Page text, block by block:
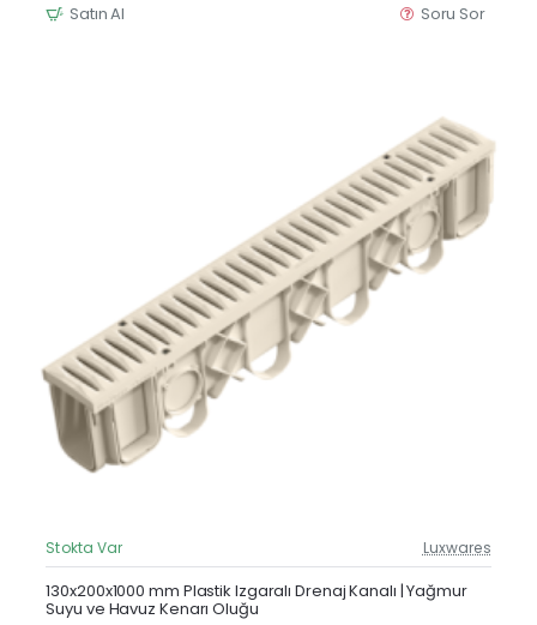
Satın Al Soru Sor
Güncel Fiyat
Yeni Ürün
Stokta Var Luxwares
130x200x1000 mm Plastik Izgaralı Drenaj Kanalı | Yağmur
Suyu ve Havuz Kenarı Oluğu